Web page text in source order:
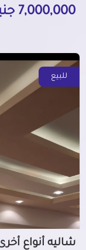
7,000,000 جنيه
للبيع